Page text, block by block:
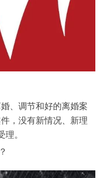
、调节和好的离婚案
，没有新情况、新理
。